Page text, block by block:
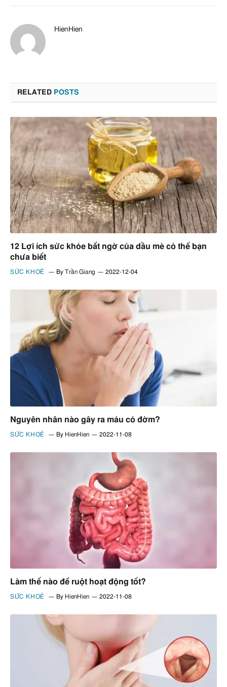
HienHien
RELATED POSTS
12 Lợi ích sức khỏe bất ngờ của dầu mè có thể bạn
chưa biết
SỨC KHOẺ By Trần Giang 2022-12-04
Nguyên nhân nào gây ra máu có đờm?
SỨC KHOẺ By HienHien 2022-11-08
Làm thế nào để ruột hoạt động tốt?
SỨC KHOẺ By HienHien 2022-11-08